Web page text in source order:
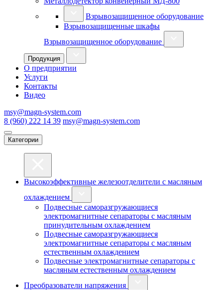
Взрывозащищенное оборудование
Взрывозащищенные шкафы
Взрывозащищенное оборудование
Продукция
О предприятии
Услуги
Контакты
Видео
msy@magn-system.com
8 (960) 222 14 39 msy@magn-system.com
Категории
Высокоэффективные железоотделители с масляным
охлаждением
Подвесные саморазгружающиеся
электромагнитные сепараторы с масляным
принудительным охлаждением
Подвесные саморазгружающиеся
электромагнитные сепараторы с масляным
естественным охлаждением
Подвесные электромагнитные сепараторы с
масляным естественным охлаждением
Преобразователи напряжения